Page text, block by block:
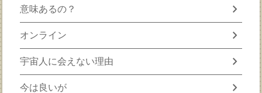
意味あるの？ chevron_right
オンライン chevron_right
宇宙人に会えない理由 chevron_right
今は良いが chevron_right